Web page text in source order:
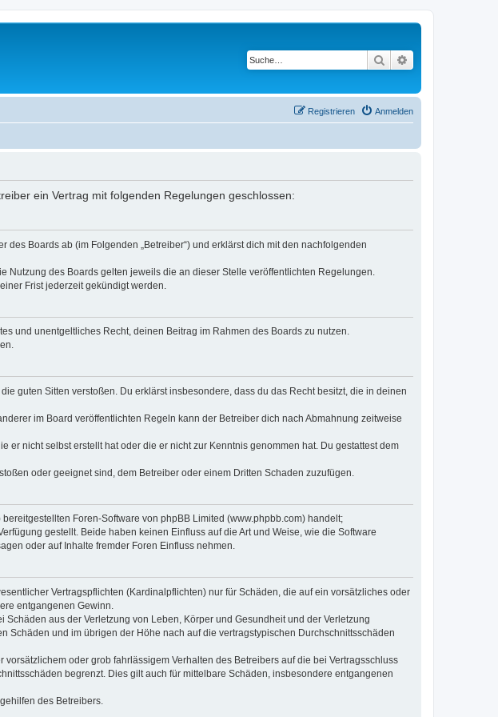
Suche
Anmelden
Registrieren
ein Vertrag mit folgenden Regelungen geschlossen:
des Boards ab (im Folgenden „Betreiber“) und erklärst dich mit den nachfolgenden
Nutzung des Boards gelten jeweils die an dieser Stelle veröffentlichten Regelungen.
Frist jederzeit gekündigt werden.
und unentgeltliches Recht, deinen Beitrag im Rahmen des Boards zu nutzen.
guten Sitten verstoßen. Du erklärst insbesondere, dass du das Recht besitzt, die in deinen
im Board veröffentlichten Regeln kann der Betreiber dich nach Abmahnung zeitweise
nicht selbst erstellt hat oder die er nicht zur Kenntnis genommen hat. Du gestattest dem
oder geeignet sind, dem Betreiber oder einem Dritten Schaden zuzufügen.
bereitgestellten Foren-Software von phpBB Limited (www.phpbb.com) handelt;
gestellt. Beide haben keinen Einfluss auf die Art und Weise, wie die Software
oder auf Inhalte fremder Foren Einfluss nehmen.
Vertragspflichten (Kardinalpflichten) nur für Schäden, die auf ein vorsätzliches oder
entgangenen Gewinn.
aus der Verletzung von Leben, Körper und Gesundheit und der Verletzung
und im übrigen der Höhe nach auf die vertragstypischen Durchschnittsschäden
oder grob fahrlässigem Verhalten des Betreibers auf die bei Vertragsschluss
begrenzt. Dies gilt auch für mittelbare Schäden, insbesondere entgangenen
des Betreibers.